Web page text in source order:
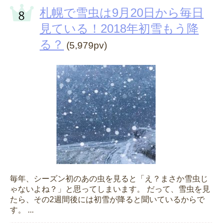
札幌で雪虫は9月20日から毎日
見ている！2018年初雪もう降
る？ (5,979pv)
毎年、シーズン初のあの虫を見ると「え？まさか雪虫じ
ゃないよね？」と思ってしまいます。 だって、雪虫を見
たら、その2週間後には初雪が降ると聞いているからで
す。 ...